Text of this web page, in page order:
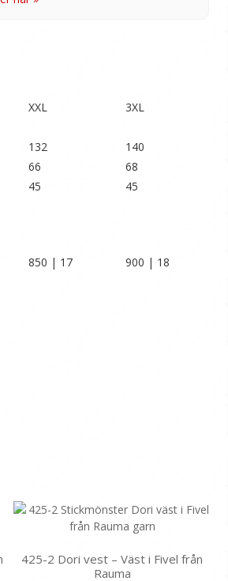
XXL 3XL
132
140
66
68
45 45
850 | 17 900 | 18
425-2 Dori vest – Väst i Fivel från
Rauma